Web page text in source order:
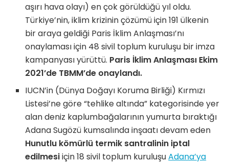
aşırı hava olayı) en çok görüldüğü yıl oldu.
Türkiye’nin, iklim krizinin çözümü için 191 ülkenin
bir araya geldiği Paris İklim Anlaşması’nı
onaylaması için 48 sivil toplum kuruluşu bir imza
kampanyası yürüttü. Paris İklim Anlaşması Ekim
2021’de TBMM’de onaylandı.
IUCN’in (Dünya Doğayı Koruma Birliği) Kırmızı
Listesi’ne göre “tehlike altında” kategorisinde yer
alan deniz kaplumbağalarının yumurta bıraktığı
Adana Sugözü kumsalında inşaatı devam eden
Hunutlu kömürlü termik santralinin iptal
edilmesiiçin 18 sivil toplum kuruluşuAdana’ya